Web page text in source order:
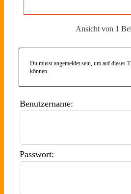
Ansicht von 1
Du musst angemeldet sein, um auf dieses
können.
Benutzername:
Passwort: